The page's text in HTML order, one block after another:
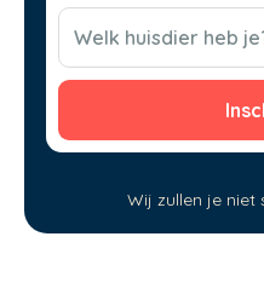
(Vereist)
CAPTCHA
Welk huisdier heb
Wij zullen je niet